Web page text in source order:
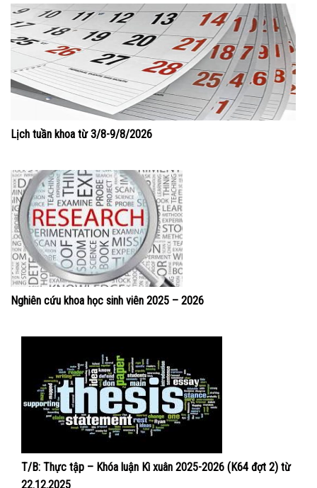
Lịch tuần khoa từ 3/8-9/8/2026
Nghiên cứu khoa học sinh viên 2025 – 2026
T/B: Thực tập – Khóa luận Kì xuân 2025-2026 (K64 đợt 2) từ
22.12.2025